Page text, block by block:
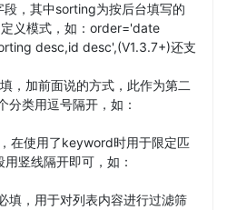
，其中sorting为按后台填写的
义模式，如：order='date
desc,id desc',(V1.3.7+)还支
，加前面说的方式，此作为第二
分类用逗号隔开，如：
在使用了keyword时用于限定匹
竖线隔开即可，如：
，用于对列表内容进行过滤筛